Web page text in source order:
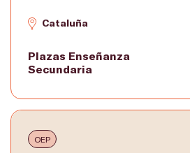
Cataluña
Plazas Enseñanza
Secundaria
OEP